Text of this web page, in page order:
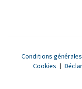
Conditions
Cookies |